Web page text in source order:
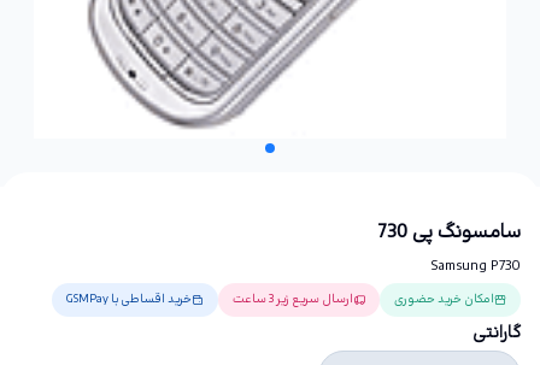
سامسونگ پی 730
Samsung P730
امکان خرید حضوری ارسال سریع زیر 3 ساعت خرید اقساطی با GSMPay
گارانتی